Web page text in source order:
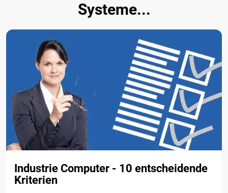
Systeme...
Industrie Computer - 10 entscheidende
Kriterien